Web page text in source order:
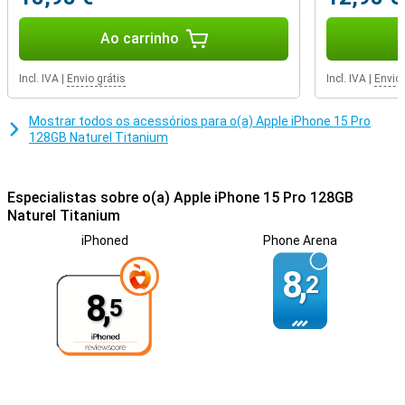
Ao carrinho
Incl. IVA Envio grátis Incl. IVA
Mostrar todos os acessórios para o(a) Apple iPhone 15 Pro
128GB Naturel Titanium
Especialistas sobre o(a) Apple iPhone 15 Pro 128GB
Naturel Titanium
iPhoned
8,5
Phone Arena
8,2